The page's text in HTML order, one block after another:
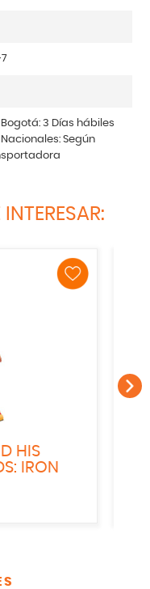
3 Días hábiles
Según
HIS
IRON